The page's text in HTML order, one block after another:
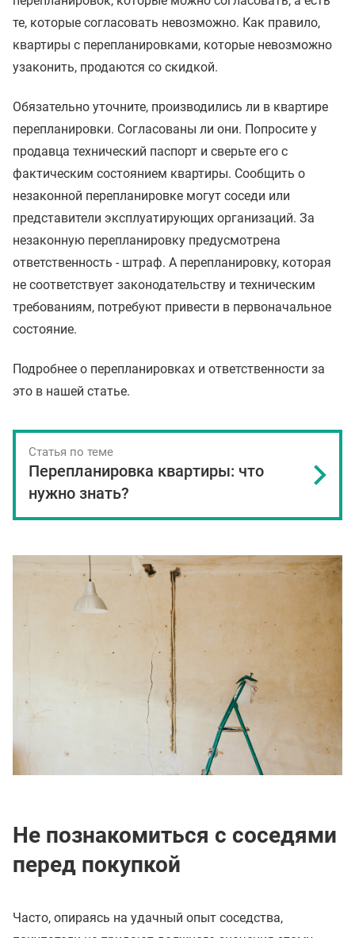
те, которые согласовать невозможно. Как правило,
квартиры с перепланировками, которые невозможно
узаконить, продаются со скидкой.
Обязательно уточните, производились ли в квартире
перепланировки. Согласованы ли они. Попросите у
продавца технический паспорт и сверьте его с
фактическим состоянием квартиры. Сообщить о
незаконной перепланировке могут соседи или
представители эксплуатирующих организаций. За
незаконную перепланировку предусмотрена
ответственность - штраф. А перепланировку, которая
не соответствует законодательству и техническим
требованиям, потребуют привести в первоначальное
состояние.
Подробнее о перепланировках и ответственности за
это в нашей статье.
Статья по теме
Перепланировка квартиры: что
нужно знать?
Не познакомиться с соседями
перед покупкой
Часто, опираясь на удачный опыт соседства,